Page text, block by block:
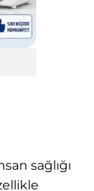
sağlığı